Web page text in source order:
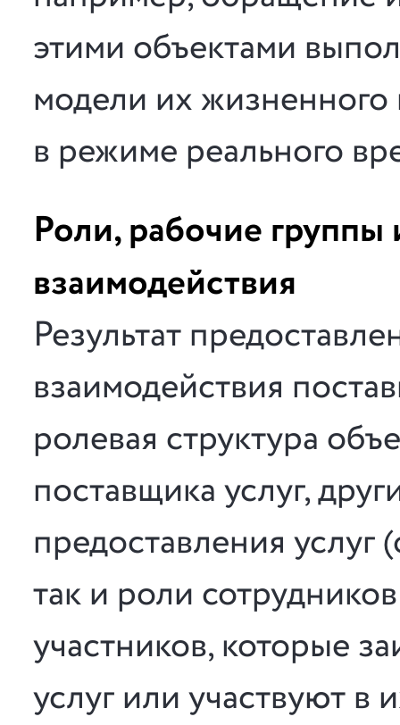
этими объектами
модели их жизненного
в режиме реального
Роли, рабочие группы
взаимодействия
Результат
взаимодействия
ролевая структура
поставщика услуг,
предоставления
так и роли
участников, которые
услуг или участвуют в